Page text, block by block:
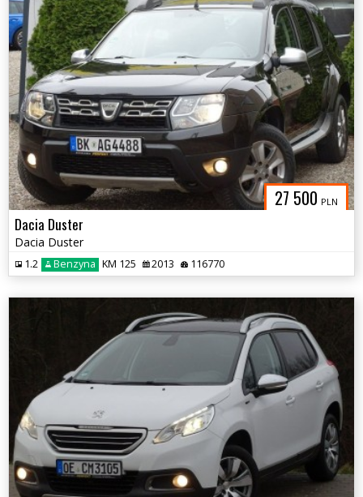
27 500 PLN
Dacia Duster
Dacia Duster
1.2 Benzyna KM 125 2013 116770